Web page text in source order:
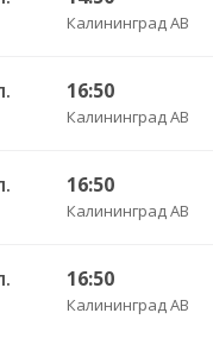
Калининград АВ
16:50
Калининград АВ
16:50
Калининград АВ
16:50
Калининград АВ